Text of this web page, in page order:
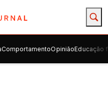
ComportamentoOpiniãoEducação